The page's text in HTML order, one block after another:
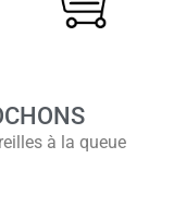
à la queue